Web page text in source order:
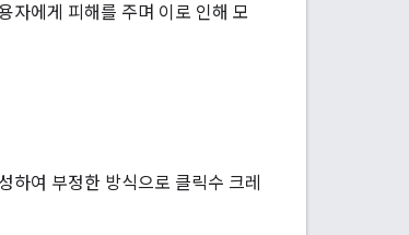
자에게 피해를 주며 이로 인해 모
하여 부정한 방식으로 클릭수 크레